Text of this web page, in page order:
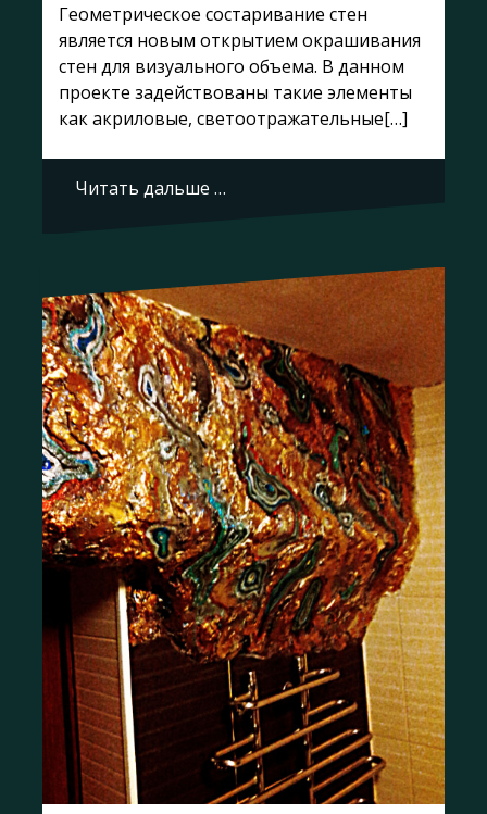
Геометрическое состаривание стен
является новым открытием окрашивания
стен для визуального объема. В данном
проекте задействованы такие элементы
как акриловые, светоотражательные[…]
Читать дальше …